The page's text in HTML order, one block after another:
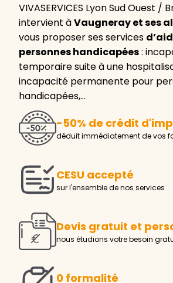
VIVASERVICES Lyon Sud Ouest /
intervient àVaugneray et ses
vous proposer ses services
personnes handicapées:
temporaire suite à une
incapacité permanente pour
handicapées,…
-50% de crédit
déduit immédiatement de vos
CESU accepté
sur l'ensemble de nos services
Devis gratuit et
nous étudions votre besoin
0 formalité